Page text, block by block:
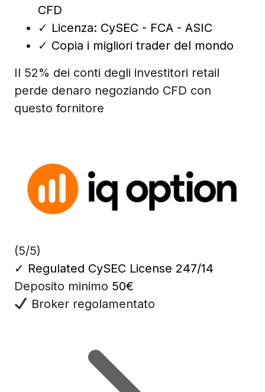
CFD
✓ Licenza: CySEC - FCA - ASIC
✓ Copia i migliori trader del mondo
Il 52% dei conti degli investitori retail
perde denaro negoziando CFD con
questo fornitore
(5/5)
✓ Regulated CySEC License 247/14
Deposito minimo 50€
Broker regolamentato